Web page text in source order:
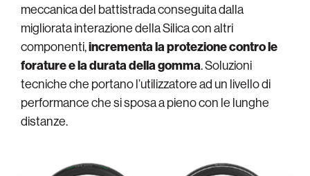
meccanica del battistrada conseguita dalla
migliorata interazione della Silica con altri
componenti,incrementa la protezione contro le
forature e la durata della gomma. Soluzioni
tecniche che portano l’utilizzatore ad un livello di
performance che si sposa a pieno con le lunghe
distanze.